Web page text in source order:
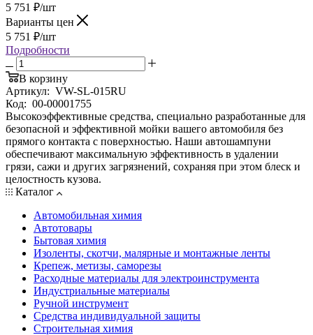
5 751 ₽/шт
Варианты цен
5 751 ₽/шт
Подробности
В корзину
Артикул: VW-SL-015RU
Код: 00-00001755
Высокоэффективные средства, специально разработанные для
безопасной и эффективной мойки вашего автомобиля без
прямого контакта с поверхностью. Наши автошампуни
обеспечивают максимальную эффективность в удалении
грязи, сажи и других загрязнений, сохраняя при этом блеск и
целостность кузова.
Каталог
Автомобильная химия
Автотовары
Бытовая химия
Изоленты, скотчи, малярные и монтажные ленты
Крепеж, метизы, саморезы
Расходные материалы для электроинструмента
Индустриальные материалы
Ручной инструмент
Средства индивидуальной защиты
Строительная химия